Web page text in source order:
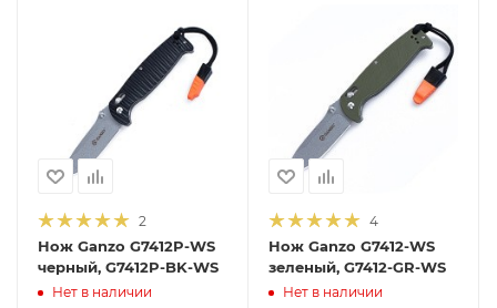
2
Нож Ganzo G7412P-WS
черный, G7412P-BK-WS
Нет в наличии
4
Нож Ganzo G7412-WS
зеленый, G7412-GR-WS
Нет в наличии